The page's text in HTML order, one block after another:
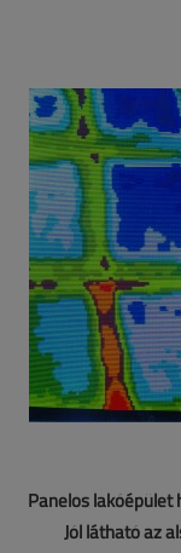
Panelos lakóépület
Jól látható az